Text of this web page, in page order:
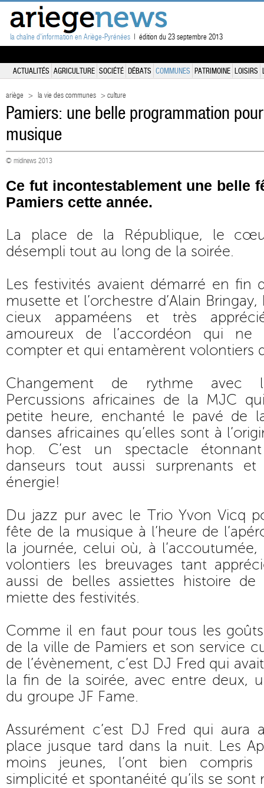
la chaîne d'information en Ariège-Pyrénées | édition du 23 septembre 2013
ACTUALITÉS AGRICULTURE SOCIÉTÉ DÉBATS COMMUNES PATRIMOINE LOISIRS
ariège > la vie des communes > culture
Pamiers: une belle programmation
musique
© midinews 2013
Ce fut incontestablement une belle
Pamiers cette année.
La place de la République, le
désempli tout au long de la soirée.
Les festivités avaient démarré en fin
musette et l’orchestre d’Alain
cieux appaméens et très
amoureux de l’accordéon qui ne
compter et qui entamèrent volontiers
Changement de rythme avec
Percussions africaines de la MJC
petite heure, enchanté le pavé de
danses africaines qu’elles sont à
hop. C’est un spectacle
danseurs tout aussi surprenants et
énergie!
Du jazz pur avec le Trio Yvon Vicq
fête de la musique à l’heure de
la journée, celui où, à l’accoutumée,
volontiers les breuvages tant
aussi de belles assiettes histoire
miette des festivités.
Comme il en faut pour tous les
de la ville de Pamiers et son service
de l’évènement, c’est DJ Fred qui
la fin de la soirée, avec entre deux,
du groupe JF Fame.
Assurément c’est DJ Fred qui
place jusque tard dans la nuit. Les
moins jeunes, l’ont bien
simplicité et spontanéité qu’ils se sont